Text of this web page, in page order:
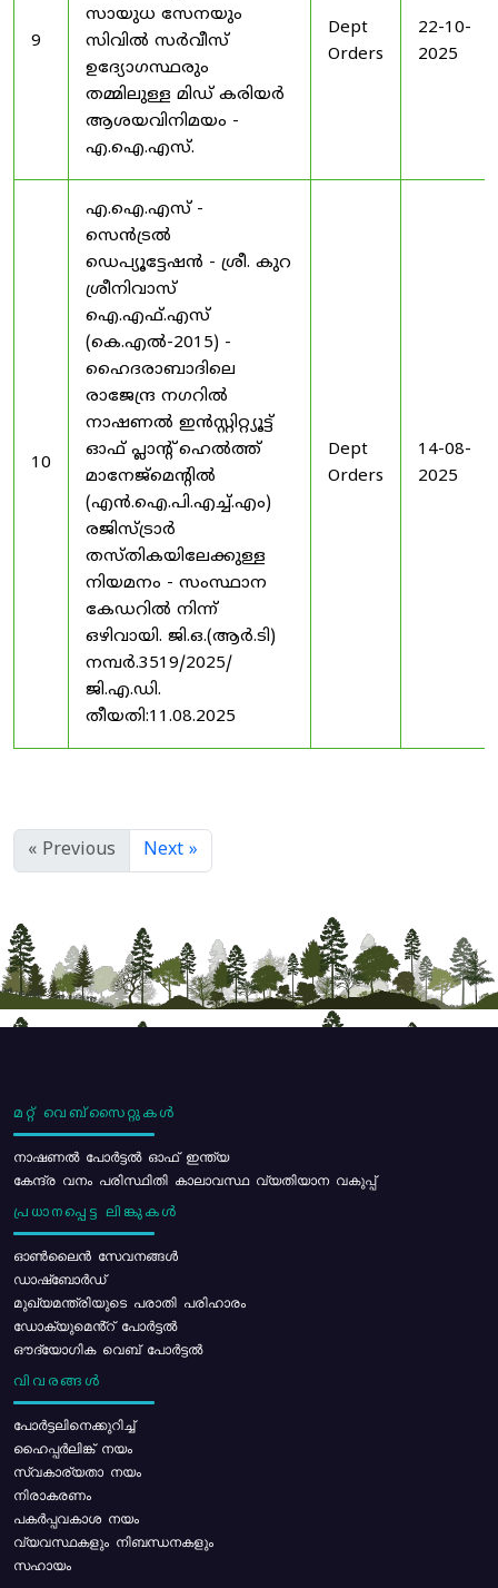
9
സായുധ സേനയും
സിവിൽ സർവീസ്
ഉദ്യോഗസ്ഥരും
തമ്മിലുള്ള മിഡ് കരിയർ
ആശയവിനിമയം -
എ.ഐ.എസ്.
Dept
Orders
22-10-
2025
10
എ.ഐ.എസ് -
സെൻട്രൽ
ഡെപ്യൂട്ടേഷൻ - ശ്രീ. കുറ
ശ്രീനിവാസ്
ഐ.എഫ്.എസ്
(കെ.എൽ-2015) -
ഹൈദരാബാദിലെ
രാജേന്ദ്ര നഗറിൽ
നാഷണൽ ഇൻസ്റ്റിറ്റ്യൂട്ട്
ഓഫ് പ്ലാന്റ് ഹെൽത്ത്
മാനേജ്‌മെന്റിൽ
(എൻ.ഐ.പി.എച്ച്.എം)
രജിസ്ട്രാർ
തസ്തികയിലേക്കുള്ള
നിയമനം - സംസ്ഥാന
കേഡറിൽ നിന്ന്
ഒഴിവായി. ജി.ഒ.(ആർ.ടി)
നമ്പർ.3519/2025/
ജി.എ.ഡി.
തീയതി:11.08.2025
Dept
Orders
14-08-
2025
« Previous Next »
മറ്റ് വെബ്സൈറ്റുകൾ
നാഷണൽ പോർട്ടൽ ഓഫ് ഇന്ത്യ
കേന്ദ്ര വനം പരിസ്ഥിതി കാലാവസ്ഥ വ്യതിയാന വകുപ്പ്
പ്രധാനപ്പെട്ട ലിങ്കുകൾ
ഓൺലൈൻ സേവനങ്ങൾ
ഡാഷ്ബോർഡ്
മുഖ്യമന്ത്രിയുടെ പരാതി പരിഹാരം
ഡോക്യുമെൻ്റ് പോർട്ടൽ
ഔദ്യോഗിക വെബ് പോർട്ടൽ
വിവരങ്ങൾ
പോര്‍ട്ടലിനെക്കുറിച്ച്
ഹൈപ്പർലിങ്ക് നയം
സ്വകാര്യതാ നയം
നിരാകരണം
പകർപ്പവകാശ നയം
വ്യവസ്ഥകളും നിബന്ധനകളും
സഹായം